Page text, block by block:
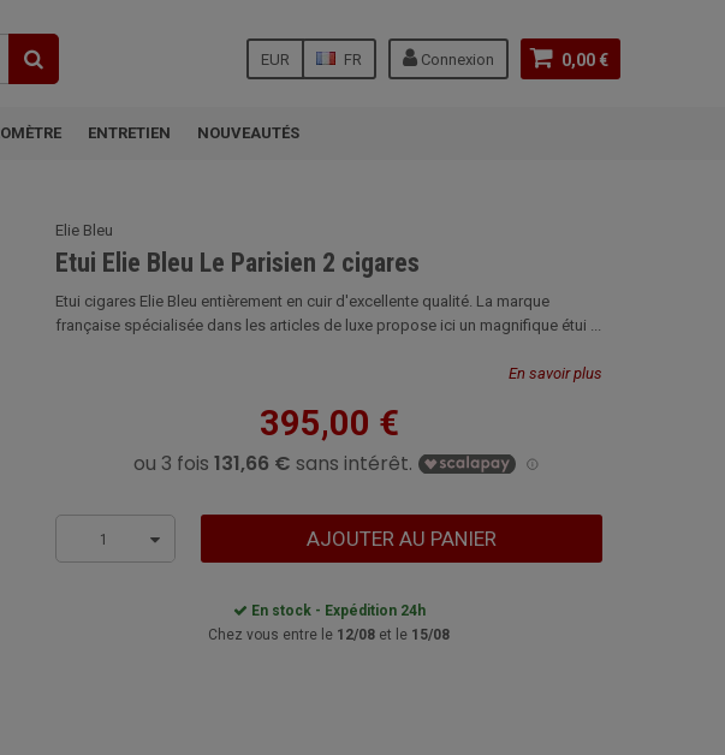
0,00 €
Connexion
FR
EUR
ENTRETIEN NOUVEAUTÉS
Elie Bleu
Etui Elie Bleu Le Parisien 2 cigares
Etui cigares Elie Bleu entièrement en cuir d'excellente qualité. La marque
française spécialisée dans les articles de luxe propose ici un magnifique étui ...
En savoir plus
395,00 €
1 AJOUTER AU PANIER
En stock - Expédition 24h
Chez vous entre le 12/08 et le 15/08